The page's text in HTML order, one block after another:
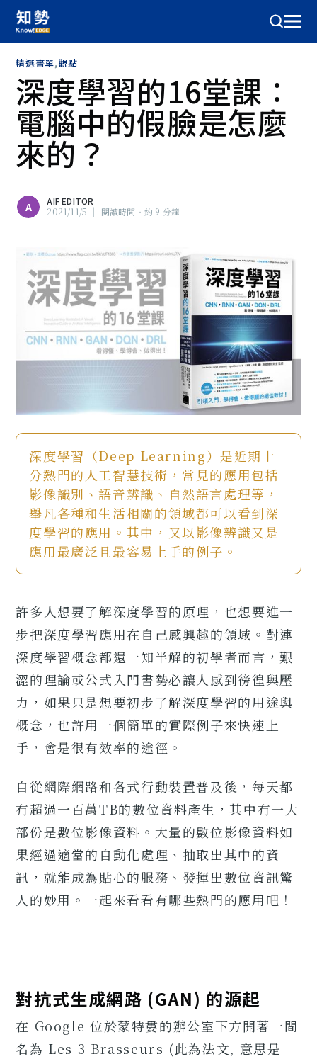
精選書單,觀點
深度學習的16堂課：
電腦中的假臉是怎麼
來的？
A
AIF EDITOR
2021/11/5 | 閱讀時間‧約 9 分鐘
深度學習（Deep Learning）是近期十
分熱門的人工智慧技術，常見的應用包括
影像識別、語音辨識、自然語言處理等，
舉凡各種和生活相關的領域都可以看到深
度學習的應用。其中，又以影像辨識又是
應用最廣泛且最容易上手的例子。
許多人想要了解深度學習的原理，也想要進一
步把深度學習應用在自己感興趣的領域。對連
深度學習概念都還一知半解的初學者而言，艱
澀的理論或公式入門書勢必讓人感到徬徨與壓
力，如果只是想要初步了解深度學習的用途與
概念，也許用一個簡單的實際例子來快速上
手，會是很有效率的途徑。
自從網際網路和各式行動裝置普及後，每天都
有超過一百萬TB的數位資料產生，其中有一大
部份是數位影像資料。大量的數位影像資料如
果經過適當的自動化處理、抽取出其中的資
訊，就能成為貼心的服務、發揮出數位資訊驚
人的妙用。一起來看看有哪些熱門的應用吧！
對抗式生成網路 (GAN) 的源起
在 Google 位於蒙特婁的辦公室下方開著一間
名為 Les 3 Brasseurs (此為法文, 意思是